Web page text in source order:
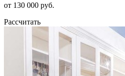
от 130 000 руб.
Рассчитать